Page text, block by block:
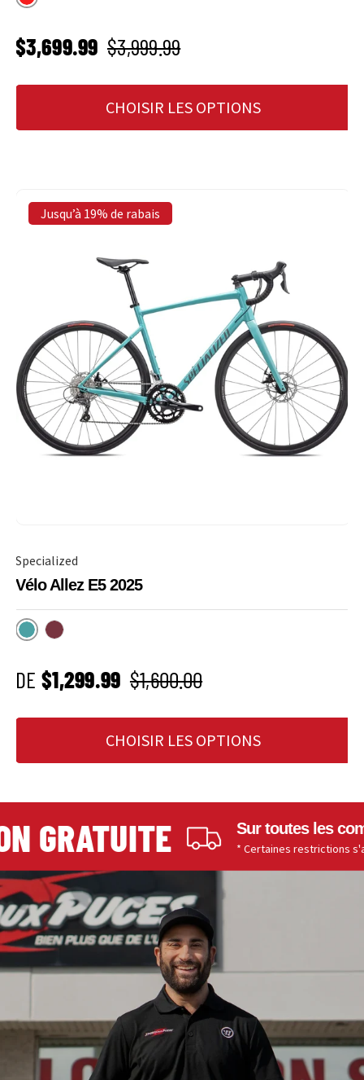
Rouge
PRIX SOLDÉ
$3,699.99 Prix habituel
$3,999.99
CHOISIR LES OPTIONS
Jusqu’à 19% de rabais
Specialized
Vélo Allez E5 2025
Lagoon Blue
Maroon
PRIX SOLDÉ
DE $1,299.99 Prix habituel
$1,600.00
CHOISIR LES OPTIONS
Sur toutes les
* Certaines restrictions